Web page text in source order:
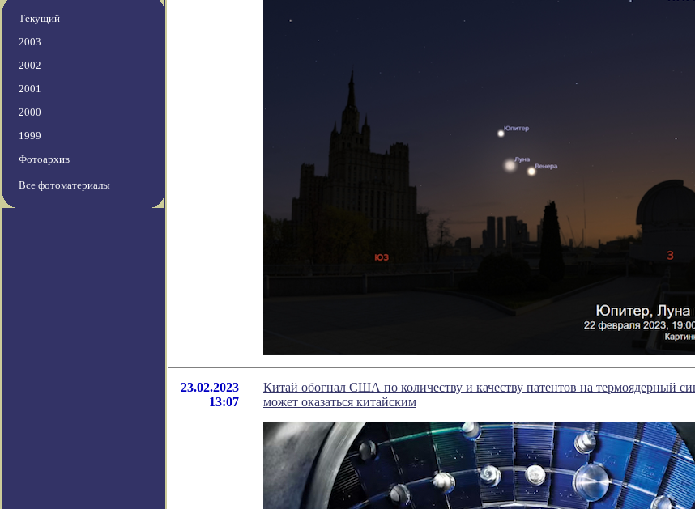
Текущий
2003
2002
2001
2000
1999
Фотоархив
Все фотоматериалы
23.02.2023
13:07
Китай обогнал США по количеству и качеству патентов на термоядерный
может оказаться китайским